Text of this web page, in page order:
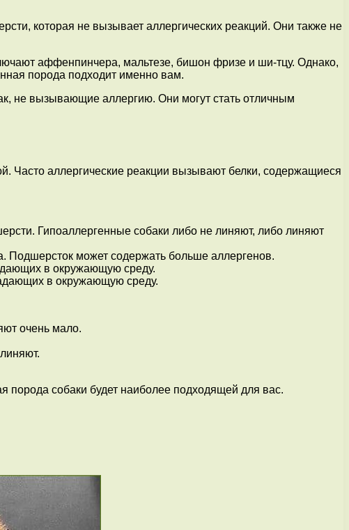
которая не вызывает аллергических реакций. Они также не
аффенпинчера, мальтезе, бишон фризе и ши-тцу. Однако,
порода подходит именно вам.
не вызывающие аллергию. Они могут стать отличным
Часто аллергические реакции вызывают белки, содержащиеся
Гипоаллергенные собаки либо не линяют, либо линяют
Подшерсток может содержать больше аллергенов.
в окружающую среду.
в окружающую среду.
очень мало.
порода собаки будет наиболее подходящей для вас.